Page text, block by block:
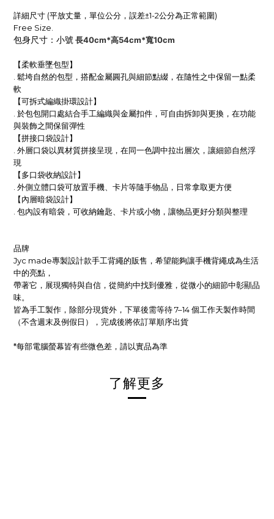
詳細尺寸 (平放丈量，單位公分，誤差±1-2公分為正常範圍)
Free Size.
包身尺寸：小號長40cm*高54cm*寬10cm
【柔軟垂墜包型】
鬆垮自然的包型，搭配金屬圓孔與細節點綴， 在隨性之中保留一點柔
軟
【可拆式編織掛環設計】
於包包開口處結合手工編織與金屬扣件，可自由拆卸與更換，在功能
與裝飾之間保留彈性
【拼接口袋設計】
外層口袋以異材質拼接呈現，在同一色調中拉出層次，讓細節自然浮
現
【多口袋收納設計】
. 外側立體口袋可放置手機、卡片等隨手物品，日常拿取更方便
【內層暗袋設計】
. 包內設有暗袋，可收納鑰匙、卡片或小物，讓物品更好分類與整理
品牌
Jyc made專製設計款手工背繩的販售，希望能夠讓手機背繩成為生活
中的亮點，
帶著它，展現獨特與自信，從簡約中找到優雅，從微小的細節中彰顯品
味。
皆為手工製作，除部分現貨外，下單後需等待 7–14 個工作天製作時間
（不含週末及例假日），完成後將依訂單順序出貨
*每部電腦螢幕皆有些微色差，請以實品為準
了解更多